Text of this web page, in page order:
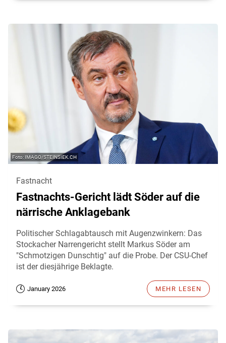
IMAGO/STEINSIEK.CH
Fastnacht
Fastnachts-Gericht lädt Söder auf die
närrische Anklagebank
Politischer Schlagabtausch mit Augenzwinkern: Das
Stockacher Narrengericht stellt Markus Söder am
"Schmotzigen Dunschtig" auf die Probe. Der CSU-Chef
ist der diesjährige Beklagte.
January 2026 MEHR LESEN